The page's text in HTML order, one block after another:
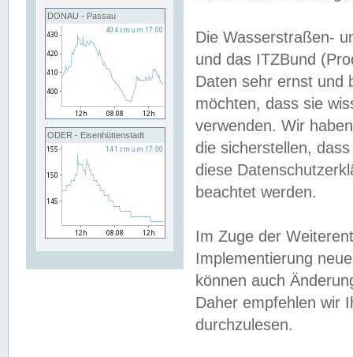
DONAU - Passau
ODER - Eisenhüttenstadt
Die Wasserstraßen-
und das ITZBund
Daten sehr ernst und
möchten, dass sie
verwenden. Wir
die sicherstellen,
diese
beachtet werden.
Im Zuge der
Implementierung
können auch
Daher empfehlen wir
durchzulesen.